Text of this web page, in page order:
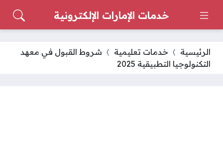
خدمات الإمارات الإلكترونية
الرئيسية خدمات تعليمية
شروط القبول في معهد
التكنولوجيا التطبيقية 2025